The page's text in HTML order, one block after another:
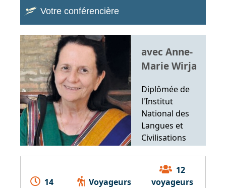
Votre conférencière
avec Anne-
Marie Wirja
Diplômée de
l'Institut
National des
Langues et
Civilisations
14
Voyageurs
12
voyageurs